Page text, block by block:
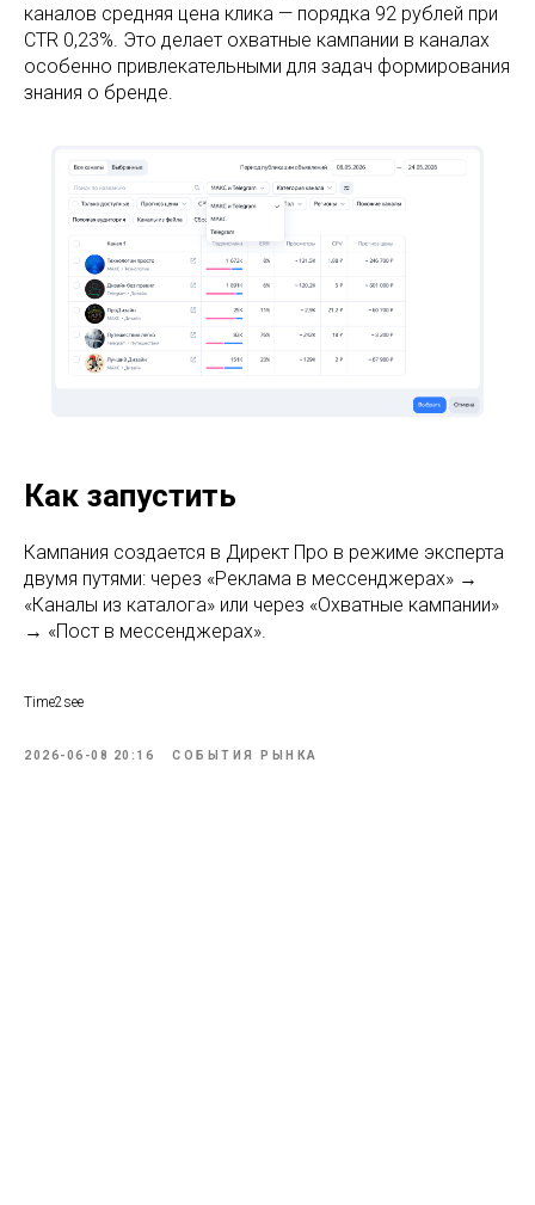
каналов средняя цена клика — порядка 92 рублей при
CTR 0,23%. Это делает охватные кампании в каналах
особенно привлекательными для задач формирования
знания о бренде.
Как запустить
Кампания создается в Директ Про в режиме эксперта
двумя путями: через «Реклама в мессенджерах» →
«Каналы из каталога» или через «Охватные кампании»
→ «Пост в мессенджерах».
Time2see
2026-06-08 20:16 СОБЫТИЯ РЫНКА